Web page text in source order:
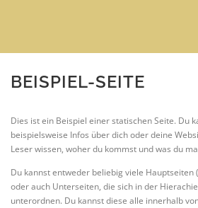
BEISPIEL-SEITE
Dies ist ein Beispiel einer statischen Seite. Du
beispielsweise Infos über dich oder deine
Leser wissen, woher du kommst und was du
Du kannst entweder beliebig viele Hauptseiten
oder auch Unterseiten, die sich in der
unterordnen. Du kannst diese alle innerhalb